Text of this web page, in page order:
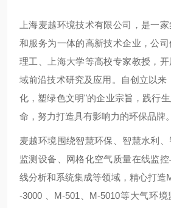
上海麦越环境技术有限公司，是一
和服务为一体的高新技术企业，公
理工、上海大学等高校专家教授，
域前沿技术研究及应用。自创立以来
化，塑绿色文明"的企业宗旨，践行
命，努力打造具有影响力的环保品牌。
麦越环境围绕智慧环保、智慧水利
监测设备、网格化空气质量在线监
线分析和系统集成等领域，精心打造
-3000 、M-501、M-5010等大气环